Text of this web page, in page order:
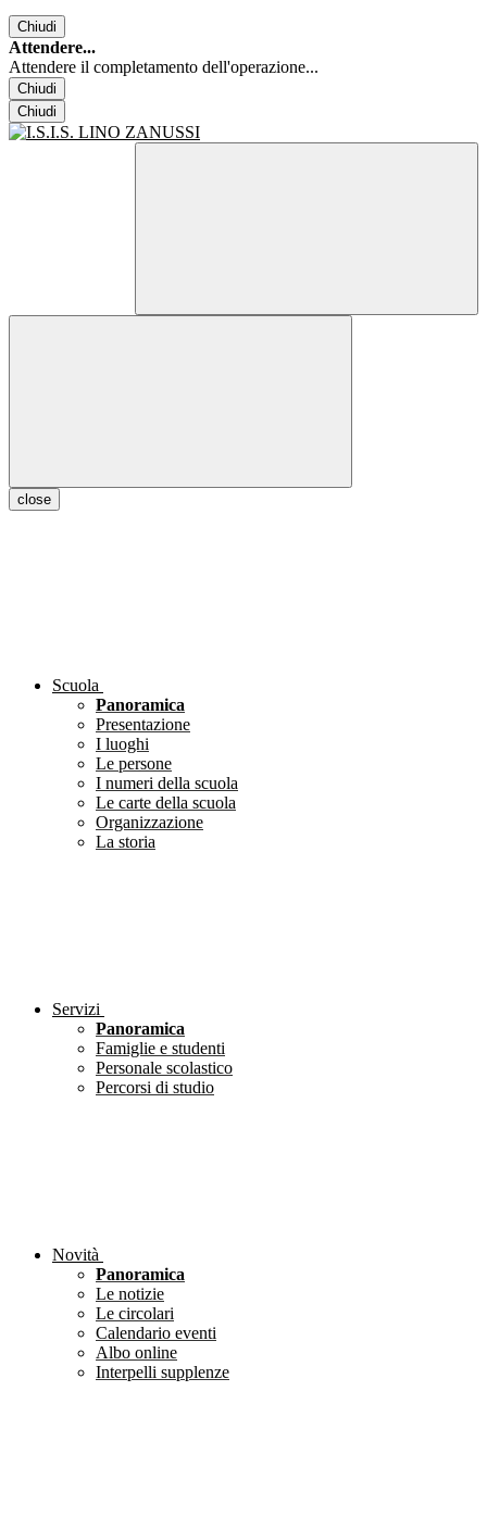
Chiudi
Attendere...
Attendere il completamento dell'operazione...
Chiudi
Chiudi
close
Scuola
Panoramica
Presentazione
I luoghi
Le persone
I numeri della scuola
Le carte della scuola
Organizzazione
La storia
Servizi
Panoramica
Famiglie e studenti
Personale scolastico
Percorsi di studio
Novità
Panoramica
Le notizie
Le circolari
Calendario eventi
Albo online
Interpelli supplenze